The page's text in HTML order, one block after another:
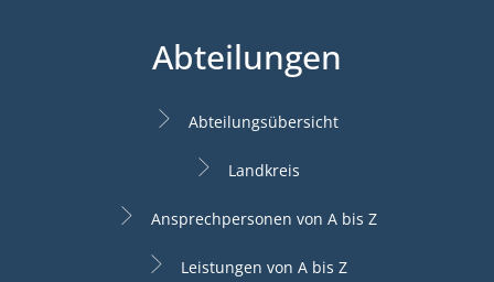
Abteilungen
Abteilungsübersicht
Landkreis
Ansprechpersonen von A bis Z
Leistungen von A bis Z